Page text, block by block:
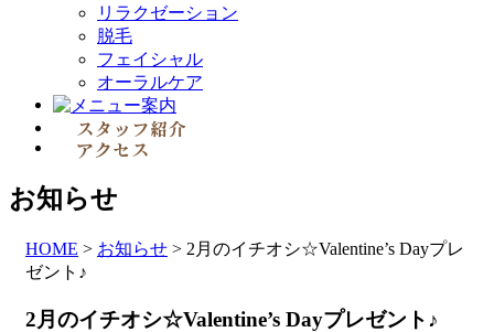
リラクゼーション
脱毛
フェイシャル
オーラルケア
お知らせ
HOME > お知らせ > 2月のイチオシ☆Valentine’s Dayプレ
ゼント♪
2月のイチオシ☆Valentine’s Dayプレゼント♪